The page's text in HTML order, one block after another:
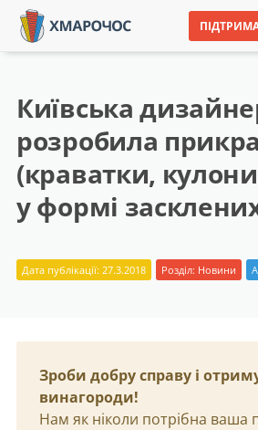
Київська
розробила
(краватки,
у формі
Дата публікації: 27.3.2018 Розділ: Новини
Зроби добру справу і
винагороди!
Нам як ніколи потрібна ваша